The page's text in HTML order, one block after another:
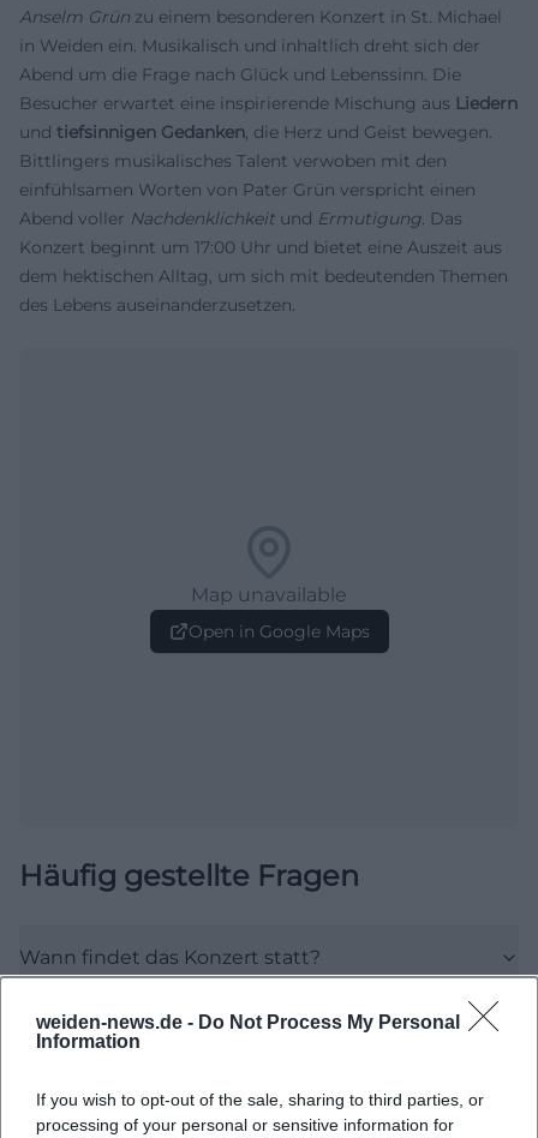
weiden-news.de - Do Not Process My Personal
Information
If you wish to opt-out of the sale, sharing to third parties, or
processing of your personal or sensitive information for
Anselm Grün zu einem besonderen Konzert in St. Michael
in Weiden ein. Musikalisch und inhaltlich dreht sich der
Abend um die Frage nach Glück und Lebenssinn. Die
Besucher erwartet eine inspirierende Mischung aus Liedern
und tiefsinnigen Gedanken, die Herz und Geist bewegen.
Bittlingers musikalisches Talent verwoben mit den
einfühlsamen Worten von Pater Grün verspricht einen
Abend voller Nachdenklichkeit und Ermutigung. Das
Konzert beginnt um 17:00 Uhr und bietet eine Auszeit aus
dem hektischen Alltag, um sich mit bedeutenden Themen
des Lebens auseinanderzusetzen.
Map unavailable
Open in Google Maps
Häufig gestellte Fragen
Wann findet das Konzert statt?
Wo genau ist der Veranstaltungsort?
Was erwartet mich bei der Veranstaltung?